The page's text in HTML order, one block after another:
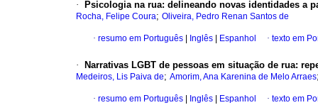
· Psicologia na rua: delineando novas identidades a
Rocha, Felipe Coura; Oliveira, Pedro Renan Santos de
· resumo em Português Inglês Espanhol · texto em
· Narrativas LGBT de pessoas em situação de rua:
Medeiros, Lis Paiva de; Amorim, Ana Karenina de Melo Arraes
· resumo em Português Inglês Espanhol · texto em